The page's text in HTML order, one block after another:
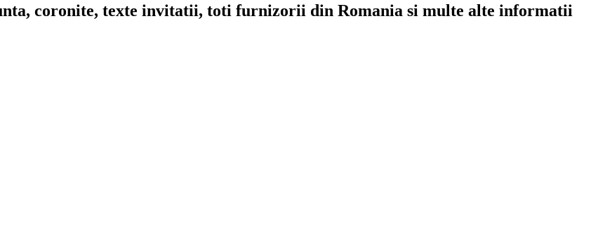
coronite, texte invitatii, toti furnizorii din Romania si multe alte informatii